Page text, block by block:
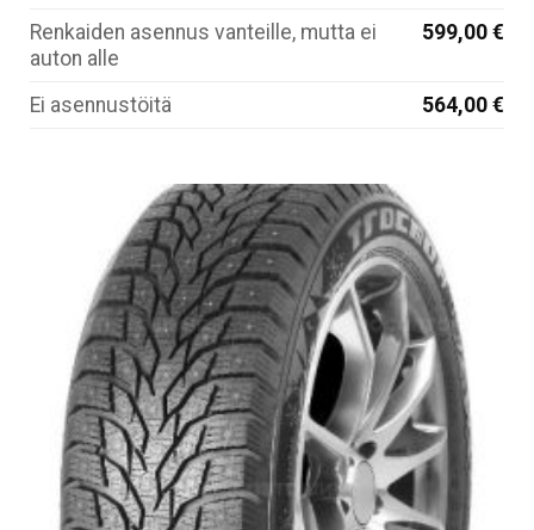
Renkaiden asennus vanteille, mutta ei
auton alle
599,00 €
Ei asennustöitä 564,00 €